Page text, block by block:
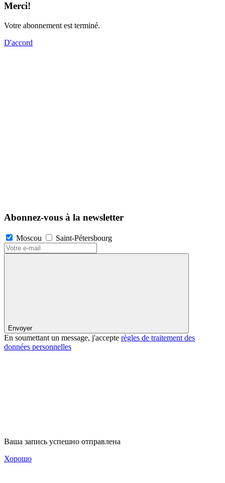
Merci!
Votre abonnement est terminé.
D'accord
Abonnez-vous à la newsletter
Moscou Saint-Pétersbourg
Envoyer
En soumettant un message, j'accepte règles de traitement des
données personnelles
Ваша запись успешно отправлена
Хорошо